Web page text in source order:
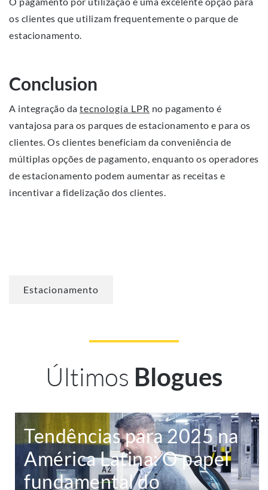
os clientes que utilizam frequentemente o parque de
estacionamento.
Conclusion
A integração da tecnologia LPR no pagamento é
vantajosa para os parques de estacionamento e para os
clientes. Os clientes beneficiam da conveniência de
múltiplas opções de pagamento, enquanto os operadores
de estacionamento podem aumentar as receitas e
incentivar a fidelização dos clientes.
Estacionamento
Últimos Blogues
Tendências para 2025 na
América Latina: O papel
fundamental do